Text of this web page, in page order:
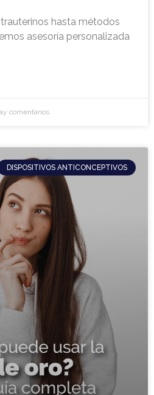
hasta métodos
asesoría personalizada
comentarios
DISPOSITIVOS ANTICONCEPTIVOS